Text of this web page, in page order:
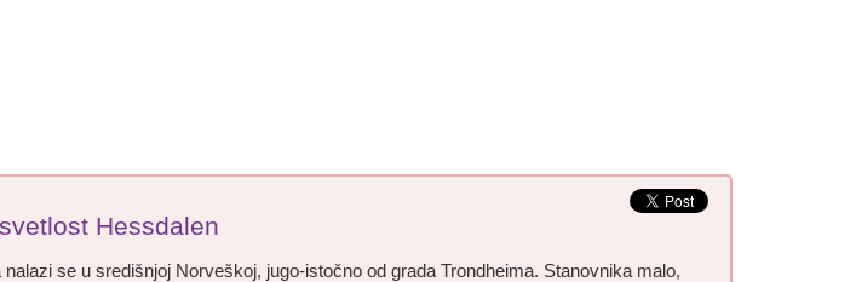
Hessdalen
nalazi se u središnjoj Norveškoj, jugo-istočno od grada Trondheima. Stanovnika malo,